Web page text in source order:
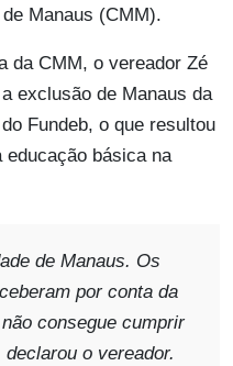
Manaus (CMM).
da CMM, o vereador Zé
exclusão de Manaus da
Fundeb, o que resultou
educação básica na
de Manaus. Os
por conta da
consegue cumprir
declarou o vereador.